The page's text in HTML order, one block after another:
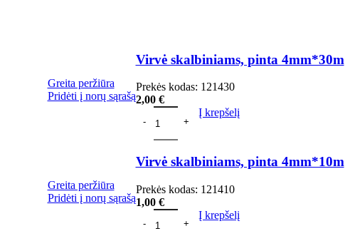
Greita peržiūra
Pridėti į norų sąrašą
Virvė skalbiniams, pinta 4mm*30m
Prekės kodas: 121430
2,00 €
Į krepšelį
Greita peržiūra
Pridėti į norų sąrašą
Virvė skalbiniams, pinta 4mm*10m
Prekės kodas: 121410
1,00 €
Į krepšelį